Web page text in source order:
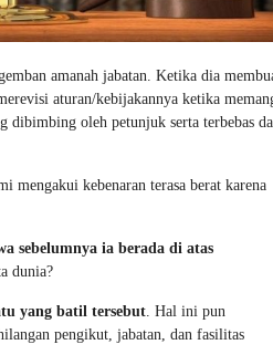
amanah jabatan. Ketika dia
aturan/kebijakannya ketika
dibimbing oleh petunjuk serta terbebas
mengakui kebenaran terasa berat karena
sebelumnya ia berada di atas
dunia?
yang batil tersebut . Hal ini pun
pengikut, jabatan, dan fasilitas